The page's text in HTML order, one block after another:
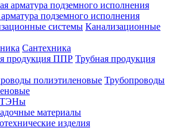
подземного исполнения
Канализационные
Сантехника
Трубная продукция
Трубопроводы
ТЭНы
материалы